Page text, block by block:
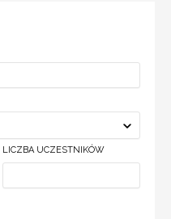
LICZBA UCZESTNIKÓW